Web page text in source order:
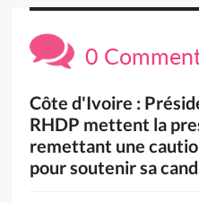
0
Côte d'Ivoire :
RHDP mettent la
remettant une
pour soutenir sa